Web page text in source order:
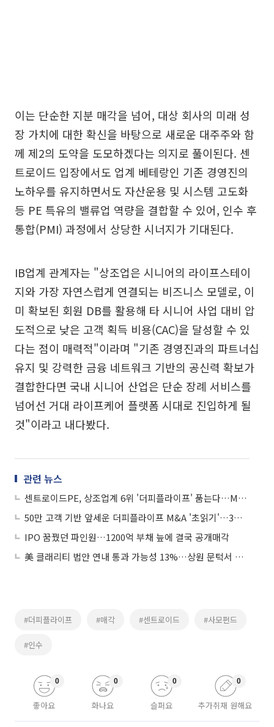
이는 단순한 지분 매각을 넘어, 대상 회사의 미래 성
장 가치에 대한 확신을 바탕으로 새로운 대주주와 함
께 제2의 도약을 도모하겠다는 의지로 풀이된다. 센
트로이드 입장에서도 업계 베테랑인 기존 경영진의
노하우를 유지하면서도 자산운용 및 시스템 고도화
등 PE 특유의 밸류업 역량을 결합할 수 있어, 인수 후
통합(PMI) 과정에서 상당한 시너지가 기대된다.
IB업계 관계자는 "상조업은 시니어의 라이프스테이
지와 가장 자연스럽게 연결되는 비즈니스 모델로, 이
미 확보된 회원 DB를 활용해 타 시니어 사업 대비 압
도적으로 낮은 고객 획득 비용(CAC)을 달성할 수 있
다는 점이 매력적"이라며 "기존 경영진과의 파트너십
유지 및 강력한 금융 네트워크 기반의 공신력 확보가
결합한다면 국내 시니어 산업은 단순 장례 서비스를
넘어선 거대 라이프케어 플랫폼 시대로 진입하게 될
것"이라고 내다봤다.
관련 뉴스
센트로이드PE, 상조업계 6위 '더피플라이프' 품는다…M&A 우협 선정
50만 고객 기반 앞세운 더피플라이프 M&A '초읽기'…3파전 압축
IPO 꿈꿨던 파인원…1200억 부채 늪에 결국 공개매각
美 클래리티 법안 연내 통과 가능성 13%…상원 문턱서 제동
#더피플라이프 #매각 #센트로이드 #사모펀드
#인수
좋아요
0
화나요
0
슬퍼요
0
추가취재 원해요
0